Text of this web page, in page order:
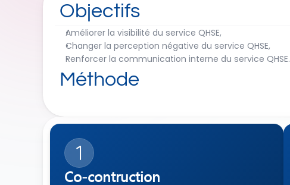
Objectifs
Améliorer la visibilité du service QHSE,
Changer la perception négative du service QHSE,
Renforcer la communication interne du service QHSE.
Méthode
1
Co-contruction